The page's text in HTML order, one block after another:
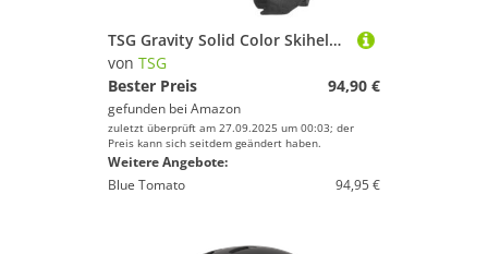
TSG Gravity Solid Color Skihelm Schwarz/Grau XXL - 59-61 cm
von TSG
Bester Preis
94,90 €
gefunden bei Amazon
zuletzt überprüft am 27.09.2025 um 00:03; der
Preis kann sich seitdem geändert haben.
Weitere Angebote:
Blue Tomato
94,95 €